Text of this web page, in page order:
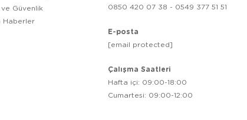
Güvenlik
Haberler
0850 420 07 38 - 0549 377 51 51
E-posta
[email protected]
Çalışma Saatleri
Hafta içi: 09:00-18:00
Cumartesi: 09:00-12:00